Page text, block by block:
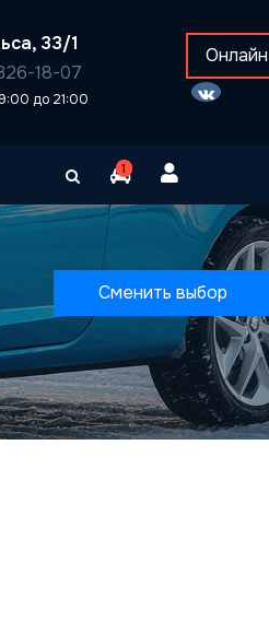
33/1
18-07
до 21:00
1
Сменить выбор